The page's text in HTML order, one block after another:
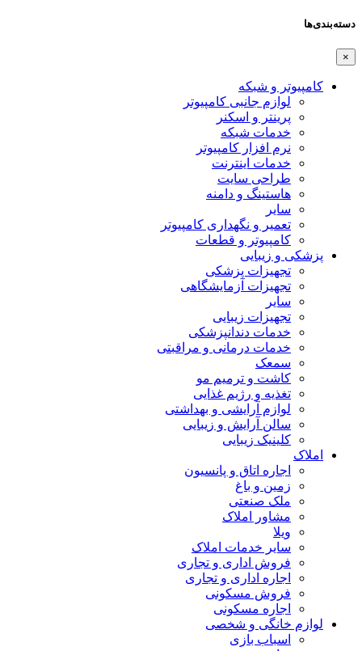
دسته‌بندی‌ها
×
کامپیوتر و شبکه
لوازم جانبی کامپیوتر
پرینتر و اسکنر
خدمات شبکه
نرم افزار کامپیوتر
خدمات اینترنت
طراحی سایت
هاستینگ و دامنه
سایر
تعمیر و نگهداری کامپیوتر
کامپیوتر و قطعات
پزشکی و زیبایی
تجهیزات پزشکی
تجهیزات آزمایشگاهی
سایر
تجهیزات زیبایی
خدمات دندانپزشکی
خدمات درمانی و مراقبتی
سمعک
کاشت و ترمیم مو
تغذیه و رژیم غذایی
لوازم آرایشی و بهداشتی
سالن آرایش و زیبایی
کلینیک زیبایی
املاک
اجاره اتاق و پانسیون
زمین و باغ
ملک صنعتی
مشاور املاک
ویلا
سایر خدمات املاک
فروش اداری و تجاری
اجاره اداری و تجاری
فروش مسکونی
اجاره مسکونی
لوازم خانگی و شخصی
اسباب بازی